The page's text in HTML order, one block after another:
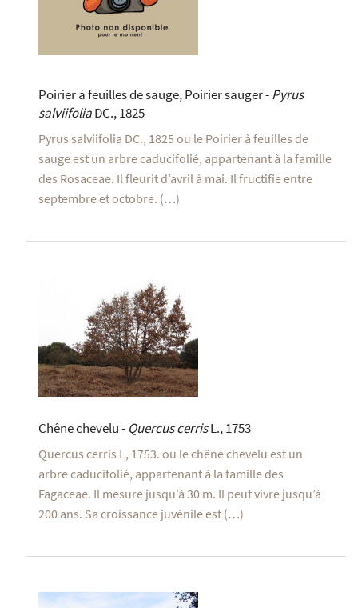
Poirier à feuilles de sauge, Poirier sauger -Pyrus
salviifoliaDC., 1825
Pyrus salviifolia DC., 1825 ou le Poirier à feuilles de
sauge est un arbre caducifolié, appartenant à la famille
des Rosaceae. Il fleurit d’avril à mai. Il fructifie entre
septembre et octobre. (…)
Chêne chevelu - Quercus cerrisL., 1753
Quercus cerris L, 1753. ou le chêne chevelu est un
arbre caducifolié, appartenant à la famille des
Fagaceae. Il mesure jusqu’à 30 m. Il peut vivre jusqu’à
200 ans. Sa croissance juvénile est (…)